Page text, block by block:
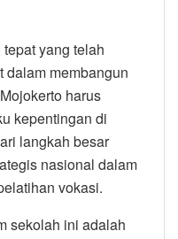
yang telah
dalam membangun
harus
kepentingan di
langkah besar
nasional dalam
vokasi.
sekolah ini adalah